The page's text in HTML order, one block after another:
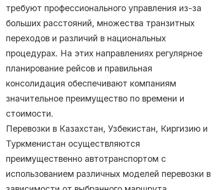
требуют профессионального управления из-за
больших расстояний, множества транзитных
переходов и различий в национальных
процедурах. На этих направлениях регулярное
планирование рейсов и правильная
консолидация обеспечивают компаниям
значительное преимущество по времени и
стоимости.
Перевозки в Казахстан, Узбекистан, Киргизию и
Туркменистан осуществляются
преимущественно автотранспортом с
использованием различных моделей перевозки в